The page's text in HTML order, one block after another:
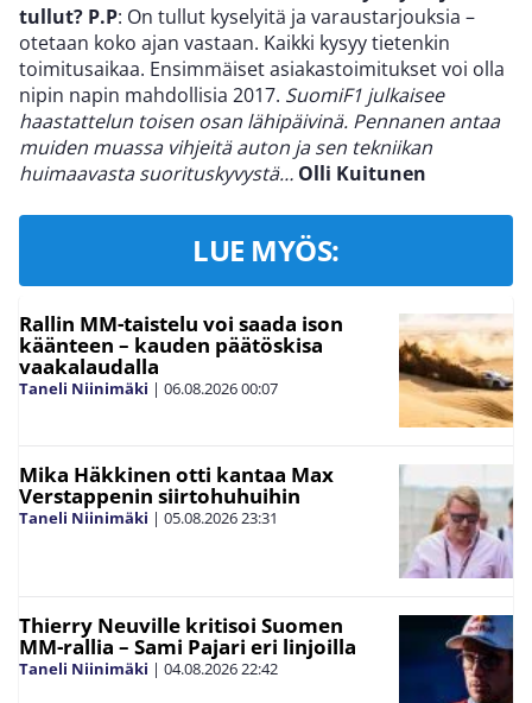
tullut? P.P: On tullut kyselyitä ja varaustarjouksia –
otetaan koko ajan vastaan. Kaikki kysyy tietenkin
toimitusaikaa. Ensimmäiset asiakastoimitukset voi olla
nipin napin mahdollisia 2017. SuomiF1 julkaisee
haastattelun toisen osan lähipäivinä. Pennanen antaa
muiden muassa vihjeitä auton ja sen tekniikan
huimaavasta suorituskyvystä… Olli Kuitunen
LUE MYÖS:
Rallin MM-taistelu voi saada ison
käänteen – kauden päätöskisa
vaakalaudalla
Taneli Niinimäki | 06.08.202600:07
Mika Häkkinen otti kantaa Max
Verstappenin siirtohuhuihin
Taneli Niinimäki | 05.08.202623:31
Thierry Neuville kritisoi Suomen
MM-rallia – Sami Pajari eri linjoilla
Taneli Niinimäki | 04.08.202622:42